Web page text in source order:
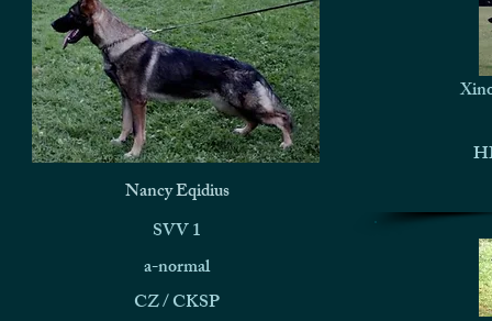
Nancy Eqidius
SVV 1
a-normal
CZ / CKSP